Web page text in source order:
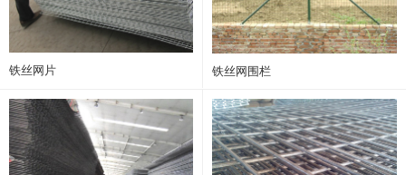
铁丝网片 铁丝网围栏